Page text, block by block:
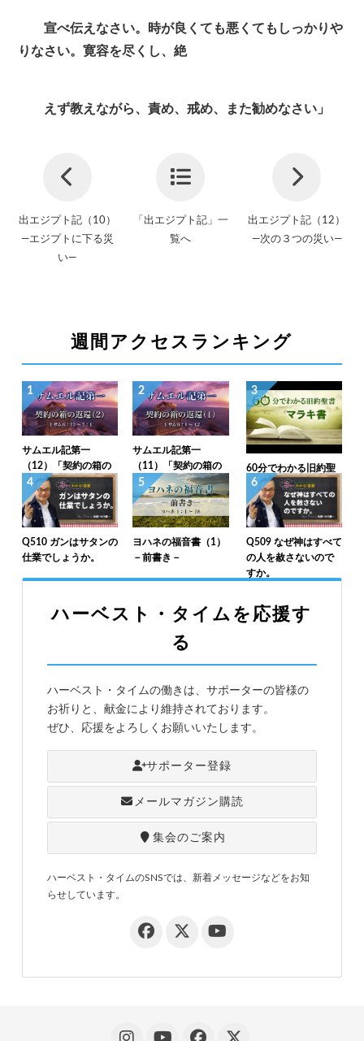
宣べ伝えなさい。時が良くても悪くてもしっかりや
りなさい。寛容を尽くし、絶
えず教えながら、責め、戒め、また勧めなさい」
出エジプト記（10）
—エジプトに下る災
い—
「出エジプト記」一
覧へ
出エジプト記（12）
—次の３つの災い—
週間アクセスランキング
1
サムエル記第一
（12）「契約の箱の
返還（2）」1サム6：
13～7：1
2
サムエル記第一
（11）「契約の箱の
返還（1）」1サム6：
1～12
3
60分でわかる旧約聖
書（39）マラキ書
4
Q510 ガンはサタンの
仕業でしょうか。
5
ヨハネの福音書（1）
－前書き－
6
Q509 なぜ神はすべて
の人を赦さないので
すか。
ハーベスト・タイムを応援す
る
ハーベスト・タイムの働きは、サポーターの皆様の
お祈りと、献金により維持されております。
ぜひ、応援をよろしくお願いいたします。
サポーター登録
メールマガジン購読
集会のご案内
ハーベスト・タイムのSNSでは、新着メッセージなどをお知
らせしています。